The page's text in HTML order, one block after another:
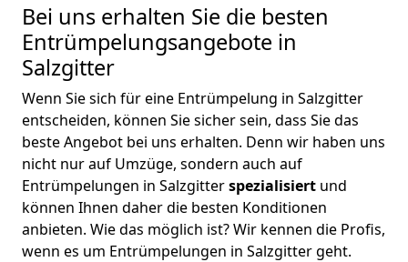
Bei uns erhalten Sie die besten
Entrümpelungsangebote in
Salzgitter
Wenn Sie sich für eine Entrümpelung in Salzgitter
entscheiden, können Sie sicher sein, dass Sie das
beste Angebot bei uns erhalten. Denn wir haben uns
nicht nur auf Umzüge, sondern auch auf
Entrümpelungen in Salzgitterspezialisiert und
können Ihnen daher die besten Konditionen
anbieten. Wie das möglich ist? Wir kennen die Profis,
wenn es um Entrümpelungen in Salzgitter geht.